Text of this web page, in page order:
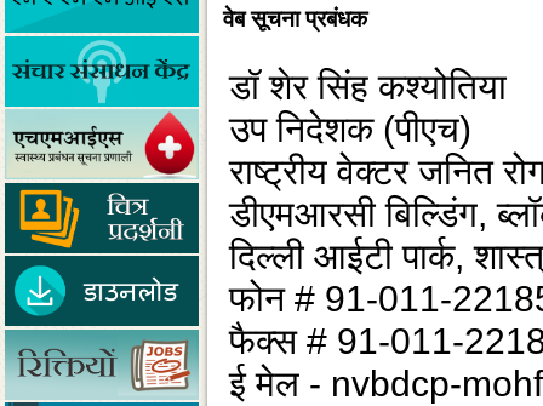
वेब सूचना प्रबंधक
डॉ शेर सिंह कश्योतिया
उप निदेशक (पीएच)
राष्ट्रीय वेक्टर जनित
डीएमआरसी बिल्डिंग,
दिल्ली आईटी पार्क,
फोन # 91-011-
फैक्स # 91-011-
ई मेल - nvbdcp-